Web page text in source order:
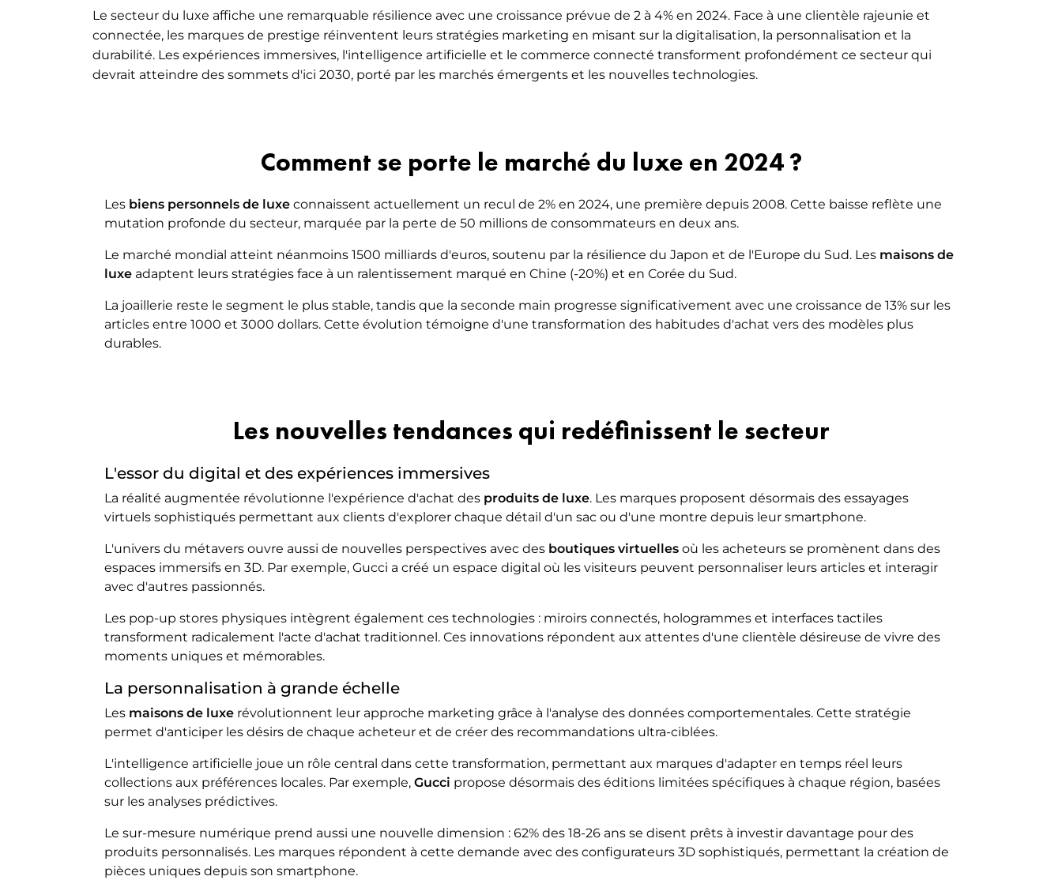
Le secteur du luxe affiche une remarquable résilience avec une croissance prévue de 2 à 4% en 2024. Face à une clientèle rajeunie et
connectée, les marques de prestige réinventent leurs stratégies marketing en misant sur la digitalisation, la personnalisation et la
durabilité. Les expériences immersives, l'intelligence artificielle et le commerce connecté transforment profondément ce secteur qui
devrait atteindre des sommets d'ici 2030, porté par les marchés émergents et les nouvelles technologies.
Comment se porte le marché du luxe en 2024 ?
Les biens personnels de luxe connaissent actuellement un recul de 2% en 2024, une première depuis 2008. Cette baisse reflète une
mutation profonde du secteur, marquée par la perte de 50 millions de consommateurs en deux ans.
Le marché mondial atteint néanmoins 1500 milliards d'euros, soutenu par la résilience du Japon et de l'Europe du Sud. Les maisons de
luxe adaptent leurs stratégies face à un ralentissement marqué en Chine (-20%) et en Corée du Sud.
La joaillerie reste le segment le plus stable, tandis que la seconde main progresse significativement avec une croissance de 13% sur les
articles entre 1000 et 3000 dollars. Cette évolution témoigne d'une transformation des habitudes d'achat vers des modèles plus
durables.
Les nouvelles tendances qui redéfinissent le secteur
L'essor du digital et des expériences immersives
La réalité augmentée révolutionne l'expérience d'achat des produits de luxe. Les marques proposent désormais des essayages
virtuels sophistiqués permettant aux clients d'explorer chaque détail d'un sac ou d'une montre depuis leur smartphone.
L'univers du métavers ouvre aussi de nouvelles perspectives avec des boutiques virtuelles où les acheteurs se promènent dans des
espaces immersifs en 3D. Par exemple, Gucci a créé un espace digital où les visiteurs peuvent personnaliser leurs articles et interagir
avec d'autres passionnés.
Les pop-up stores physiques intègrent également ces technologies : miroirs connectés, hologrammes et interfaces tactiles
transforment radicalement l'acte d'achat traditionnel. Ces innovations répondent aux attentes d'une clientèle désireuse de vivre des
moments uniques et mémorables.
La personnalisation à grande échelle
Les maisons de luxe révolutionnent leur approche marketing grâce à l'analyse des données comportementales. Cette stratégie
permet d'anticiper les désirs de chaque acheteur et de créer des recommandations ultra-ciblées.
L'intelligence artificielle joue un rôle central dans cette transformation, permettant aux marques d'adapter en temps réel leurs
collections aux préférences locales. Par exemple, Gucci propose désormais des éditions limitées spécifiques à chaque région, basées
sur les analyses prédictives.
Le sur-mesure numérique prend aussi une nouvelle dimension : 62% des 18-26 ans se disent prêts à investir davantage pour des
produits personnalisés. Les marques répondent à cette demande avec des configurateurs 3D sophistiqués, permettant la création de
pièces uniques depuis son smartphone.
EXECUTIVE LUXE [NEW]
MARKETING DU LUXE – DESIGN,
MOBILIER & DÉCORATION D’INTÉRIEUR